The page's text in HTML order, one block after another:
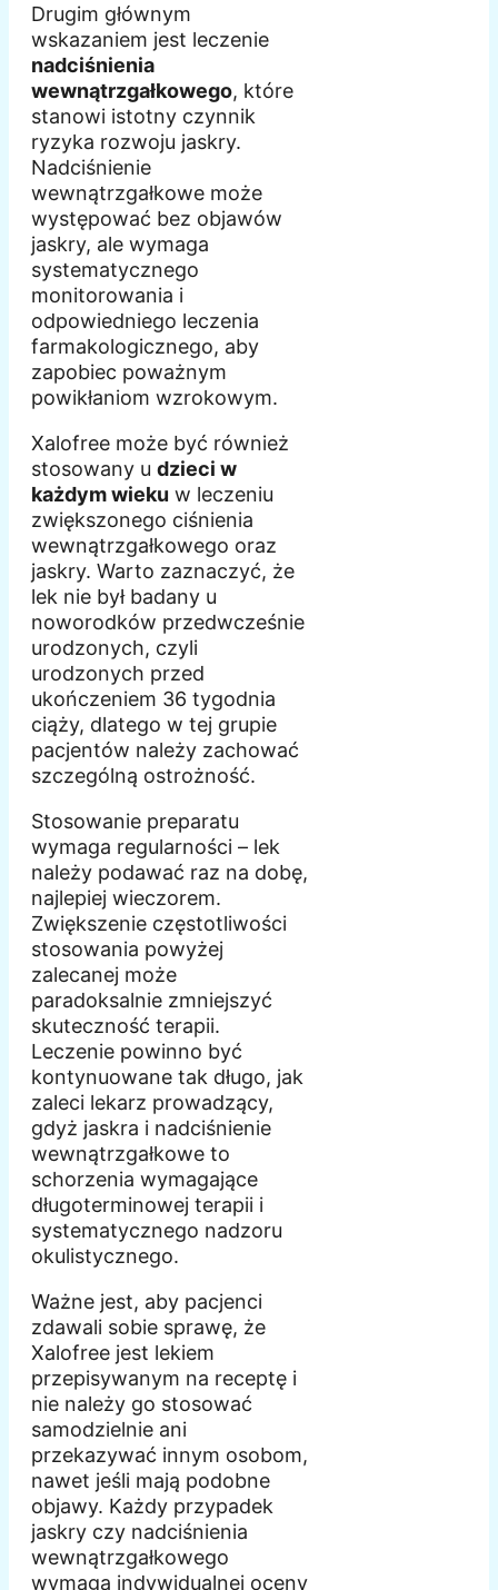
Drugim głównym
wskazaniem jest leczenie
nadciśnienia
wewnątrzgałkowego, które
stanowi istotny czynnik
ryzyka rozwoju jaskry.
Nadciśnienie
wewnątrzgałkowe może
występować bez objawów
jaskry, ale wymaga
systematycznego
monitorowania i
odpowiedniego leczenia
farmakologicznego, aby
zapobiec poważnym
powikłaniom wzrokowym.
Xalofree może być również
stosowany u dzieci w
każdym wieku w leczeniu
zwiększonego ciśnienia
wewnątrzgałkowego oraz
jaskry. Warto zaznaczyć, że
lek nie był badany u
noworodków przedwcześnie
urodzonych, czyli
urodzonych przed
ukończeniem 36 tygodnia
ciąży, dlatego w tej grupie
pacjentów należy zachować
szczególną ostrożność.
Stosowanie preparatu
wymaga regularności – lek
należy podawać raz na dobę,
najlepiej wieczorem.
Zwiększenie częstotliwości
stosowania powyżej
zalecanej może
paradoksalnie zmniejszyć
skuteczność terapii.
Leczenie powinno być
kontynuowane tak długo, jak
zaleci lekarz prowadzący,
gdyż jaskra i nadciśnienie
wewnątrzgałkowe to
schorzenia wymagające
długoterminowej terapii i
systematycznego nadzoru
okulistycznego.
Ważne jest, aby pacjenci
zdawali sobie sprawę, że
Xalofree jest lekiem
przepisywanym na receptę i
nie należy go stosować
samodzielnie ani
przekazywać innym osobom,
nawet jeśli mają podobne
objawy. Każdy przypadek
jaskry czy nadciśnienia
wewnątrzgałkowego
wymaga indywidualnej oceny